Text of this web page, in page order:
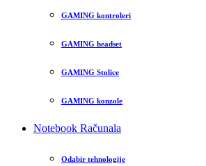
GAMING kontroleri
GAMING headset
GAMING Stolice
GAMING konzole
Notebook Računala
Odabir tehnologije